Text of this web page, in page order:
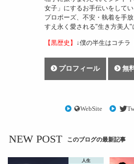
女子」にするお手伝いをして
プロポーズ、不安・執着を手
すえ永く愛される"生き方美人"
【黒歴史】 ↓僕の半生はコチラ
プロフィール 無
WebSite
NEW POST このブログの最新記事
人生